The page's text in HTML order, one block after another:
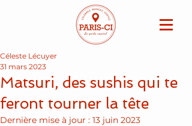
Matsuri, des sushis qui te
feront tourner la tête
Céleste Lécuyer
31 mars 2023
Dernière mise à jour : 13 juin 2023